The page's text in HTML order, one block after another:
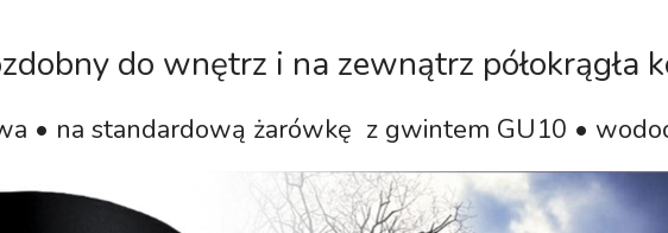
do wnętrz i na zewnątrz półokrągła
• na standardową żarówkę z gwintem GU10 •